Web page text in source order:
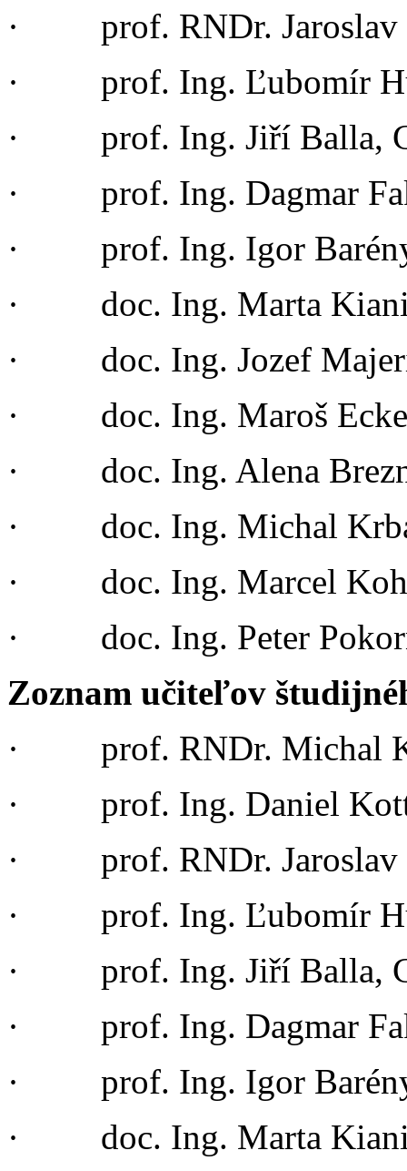
· prof. RNDr. Jaroslav
· prof. Ing. Ľubomír
· prof. Ing. Jiří Balla,
· prof. Ing. Dagmar
· prof. Ing. Igor
· doc. Ing. Marta
· doc. Ing. Jozef
· doc. Ing. Maroš
· doc. Ing. Alena
· doc. Ing. Michal
· doc. Ing. Marcel
· doc. Ing. Peter
Zoznam učiteľov
· prof. RNDr. Michal
· prof. Ing. Daniel
· prof. RNDr. Jaroslav
· prof. Ing. Ľubomír
· prof. Ing. Jiří Balla,
· prof. Ing. Dagmar
· prof. Ing. Igor
· doc. Ing. Marta